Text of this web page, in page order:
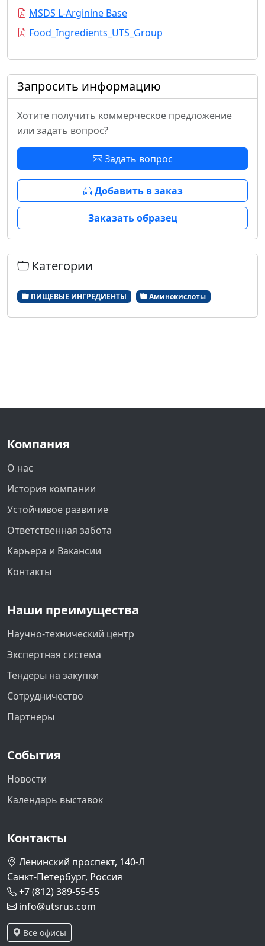
MSDS L-Arginine Base
Food_Ingredients_UTS_Group
Запросить информацию
Хотите получить коммерческое предложение
или задать вопрос?
Задать вопрос
Добавить в заказ
Заказать образец
Категории
ПИЩЕВЫЕ ИНГРЕДИЕНТЫ Аминокислоты
Компания
О нас
История компании
Устойчивое развитие
Ответственная забота
Карьера и Вакансии
Контакты
Наши преимущества
Научно-технический центр
Экспертная система
Тендеры на закупки
Сотрудничество
Партнеры
События
Новости
Календарь выставок
Контакты
Ленинский проспект, 140-Л
Санкт-Петербург, Россия
+7 (812) 389-55-55
info@utsrus.com
Все офисы